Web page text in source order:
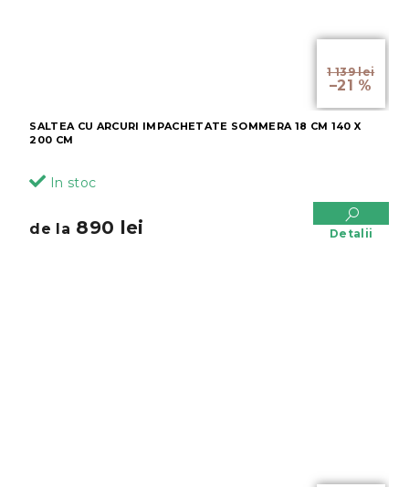
1 139 lei
–21 %
SALTEA CU ARCURI IMPACHETATE SOMMERA 18 CM 140 X
200 CM
In stoc
de la 890 lei Detalii